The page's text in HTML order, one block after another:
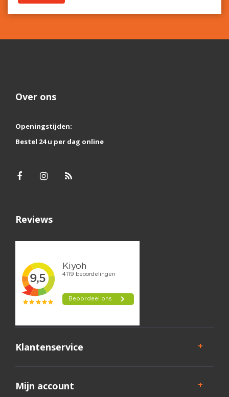
Over ons
Openingstijden:
Bestel 24 u per dag online
Reviews
Klantenservice
Mijn account